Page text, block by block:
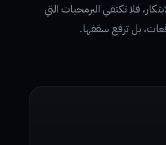
فلا تكتفي البرمجيات التي
بل ترفع سقفها.